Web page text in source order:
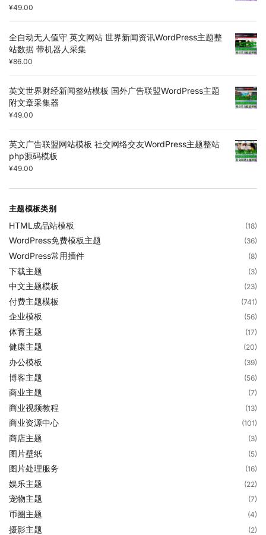
¥49.00
全自动无人值守 英文网站 世界新闻资讯WordPress主题整
站数据 带机器人采集
¥86.00
英文世界财经新闻整站模板 国外广告联盟WordPress主题
附文章采集器
¥49.00
英文广告联盟网站模板 社交网络交友WordPress主题整站
php源码模板
¥49.00
主题模板类别
HTML成品站模板 (18)
WordPress免费模板主题 (36)
WordPress常用插件 (8)
下载主题 (3)
中文主题模板 (23)
付费主题模板 (741)
企业模板 (56)
体育主题 (17)
健康主题 (20)
办公模板 (39)
博客主题 (56)
商业主题 (7)
商业视频教程 (13)
商业资源中心 (101)
商店主题 (3)
图片壁纸 (5)
图片处理服务 (16)
娱乐主题 (22)
宠物主题 (7)
币圈主题 (4)
摄影主题 (2)